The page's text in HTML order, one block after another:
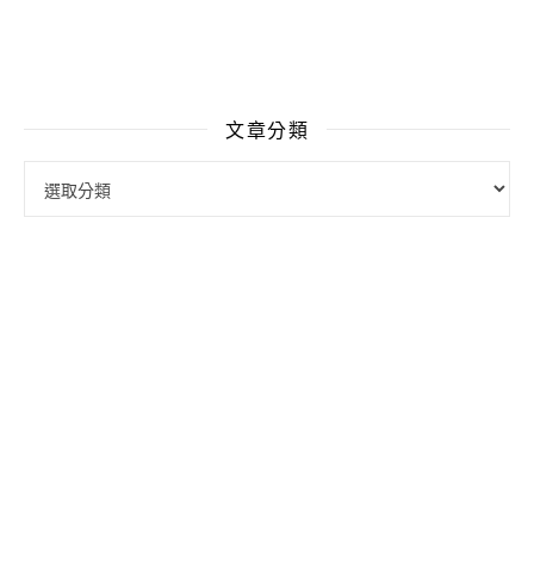
文章分類